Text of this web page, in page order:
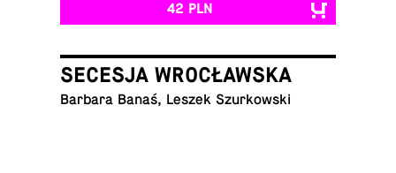
42 PLN
SECESJA WROCŁAWSKA
Barbara Banaś, Leszek Szurkowski